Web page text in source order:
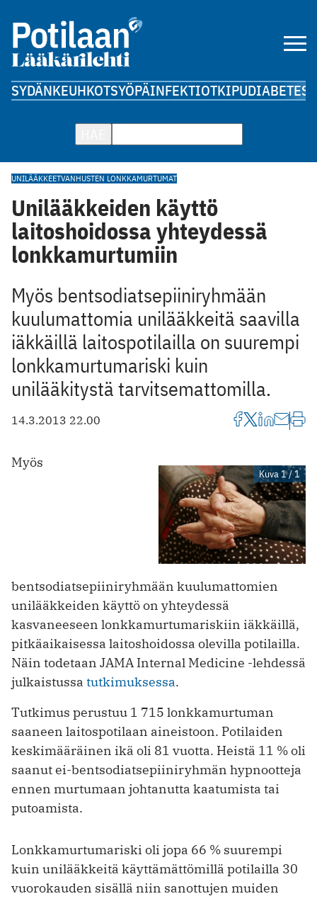
SYDÄNKEUHKOTSYÖPÄINFEKTIOTKIPUDIABETES
UNILÄÄKKEETVANHUSTEN LONKKAMURTUMAT
Unilääkkeiden käyttö
laitoshoidossa yhteydessä
lonkkamurtumiin
Myös bentsodiatsepiiniryhmään
kuulumattomia unilääkkeitä saavilla
iäkkäillä laitospotilailla on suurempi
lonkkamurtumariski kuin
unilääkitystä tarvitsemattomilla.
14.3.2013 22.00
Kuva 1 / 1
Myös
bentsodiatsepiiniryhmään kuulumattomien
unilääkkeiden käyttö on yhteydessä
kasvaneeseen lonkkamurtumariskiin iäkkäillä,
pitkäaikaisessa laitoshoidossa olevilla potilailla.
Näin todetaan JAMA Internal Medicine -lehdessä
julkaistussa tutkimuksessa.
Tutkimus perustuu 1 715 lonkkamurtuman
saaneen laitospotilaan aineistoon. Potilaiden
keskimääräinen ikä oli 81 vuotta. Heistä 11 % oli
saanut ei-bentsodiatsepiiniryhmän hypnootteja
ennen murtumaan johtanutta kaatumista tai
putoamista.
Lonkkamurtumariski oli jopa 66 % suurempi
kuin unilääkkeitä käyttämättömillä potilailla 30
vuorokauden sisällä niin sanottujen muiden